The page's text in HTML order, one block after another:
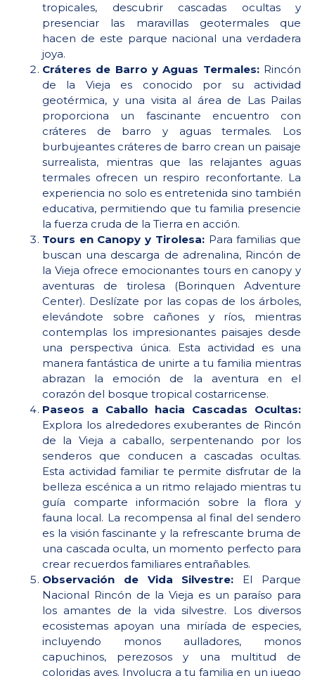
tropicales, descubrir cascadas ocultas y
presenciar las maravillas geotermales que
hacen de este parque nacional una verdadera
joya.
Cráteres de Barro y Aguas Termales:Rincón
de la Vieja es conocido por su actividad
geotérmica, y una visita al área de Las Pailas
proporciona un fascinante encuentro con
cráteres de barro y aguas termales. Los
burbujeantes cráteres de barro crean un paisaje
surrealista, mientras que las relajantes aguas
termales ofrecen un respiro reconfortante. La
experiencia no solo es entretenida sino también
educativa, permitiendo que tu familia presencie
la fuerza cruda de la Tierra en acción.
Tours en Canopy y Tirolesa:Para familias que
buscan una descarga de adrenalina, Rincón de
la Vieja ofrece emocionantes tours en canopy y
aventuras de tirolesa (Borinquen Adventure
Center). Deslízate por las copas de los árboles,
elevándote sobre cañones y ríos, mientras
contemplas los impresionantes paisajes desde
una perspectiva única. Esta actividad es una
manera fantástica de unirte a tu familia mientras
abrazan la emoción de la aventura en el
corazón del bosque tropical costarricense.
Paseos a Caballo hacia Cascadas Ocultas:
Explora los alrededores exuberantes de Rincón
de la Vieja a caballo, serpentenando por los
senderos que conducen a cascadas ocultas.
Esta actividad familiar te permite disfrutar de la
belleza escénica a un ritmo relajado mientras tu
guía comparte información sobre la flora y
fauna local. La recompensa al final del sendero
es la visión fascinante y la refrescante bruma de
una cascada oculta, un momento perfecto para
crear recuerdos familiares entrañables.
Observación de Vida Silvestre: El Parque
Nacional Rincón de la Vieja es un paraíso para
los amantes de la vida silvestre. Los diversos
ecosistemas apoyan una miríada de especies,
incluyendo monos aulladores, monos
capuchinos, perezosos y una multitud de
coloridas aves. Involucra a tu familia en un juego